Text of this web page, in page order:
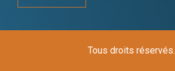
Tous droits réservés.